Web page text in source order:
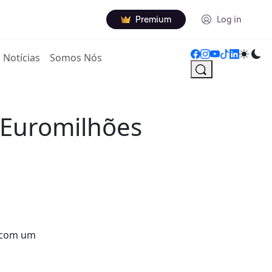
Premium Log in
Notícias Somos Nós
um